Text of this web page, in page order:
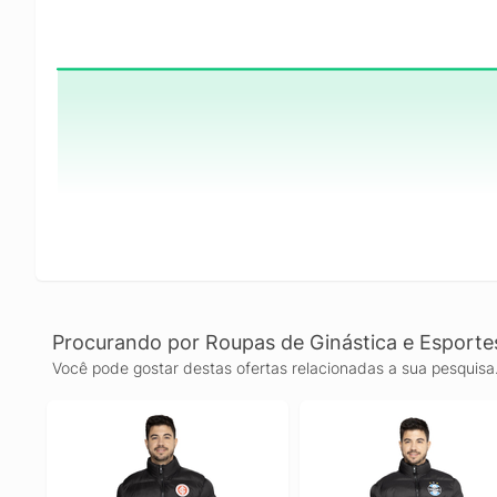
Procurando por Roupas de Ginástica e
Você pode gostar destas ofertas relacionadas a sua